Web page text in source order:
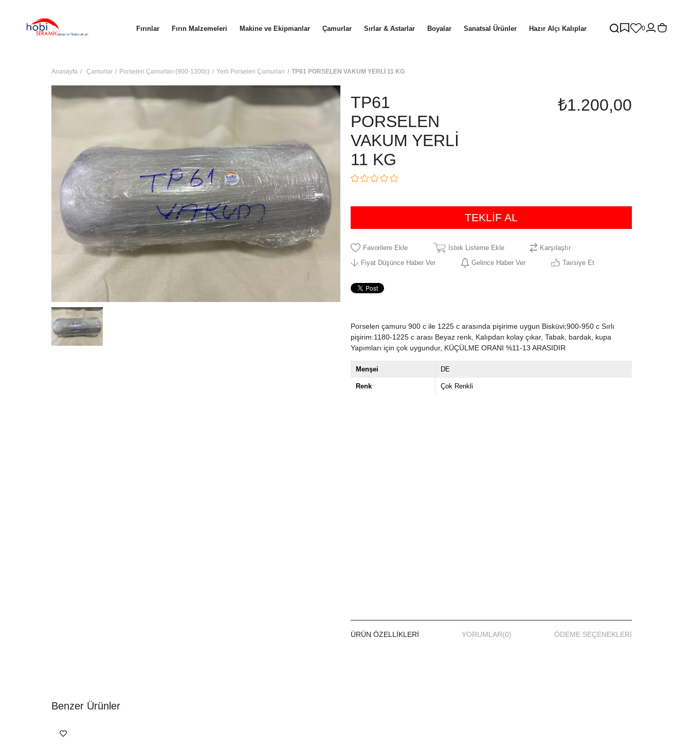
Fırınlar Fırın Malzemeleri Makine ve Ekipmanlar Çamurlar Sırlar & Astarlar Boyalar Sanatsal Ürünler Hazır Alçı Kalıplar 0
Anasayfa Çamurlar Porselen Çamurları (900-1300c) Yerli Porselen Çamurları TP61 PORSELEN VAKUM YERLİ 11 KG
TP61
PORSELEN
VAKUM YERLİ
11 KG
₺1.200,00
TEKLİF AL
Favorilere Ekle İstek Listeme Ekle
Karşılaştır
Fiyat Düşünce Haber Ver
Gelince Haber Ver Tavsiye Et
Porselen çamuru 900 c ile 1225 c arasında pişirime uygun Bisküvi;900-950 c Sırlı
pişirim:1180-1225 c arası Beyaz renk, Kalıpdan kolay çıkar, Tabak, bardak, kupa
Yapımları için çok uygundur, KÜÇÜLME ORANI %11-13 ARASIDIR
Menşei DE
Renk Çok Renkli
ÜRÜN ÖZELLIKLERI YORUMLAR(0) ÖDEME SEÇENEKLERI
Benzer Ürünler